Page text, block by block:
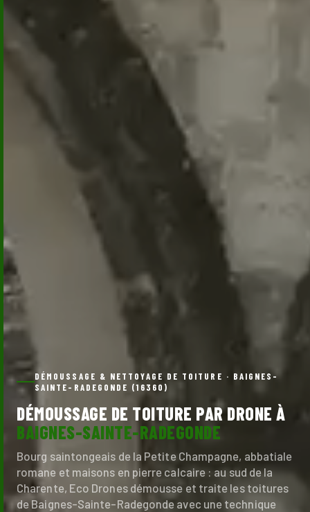
DÉMOUSSAGE & NETTOYAGE DE TOITURE · BAIGNES-
SAINTE-RADEGONDE (16360)
DÉMOUSSAGE DE TOITURE PAR DRONE À
BAIGNES-SAINTE-RADEGONDE
Bourg saintongeais de la Petite Champagne, abbatiale
romane et maisons en pierre calcaire : au sud de la
Charente, Eco Drones démousse et traite les toitures
de Baignes-Sainte-Radegonde avec une technique